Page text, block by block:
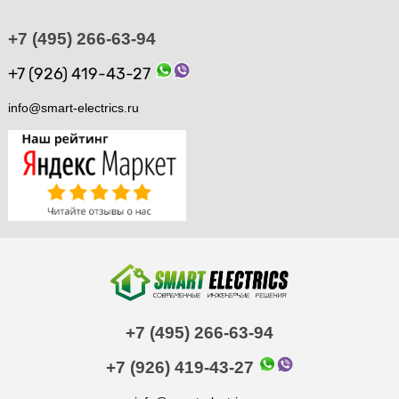
+7 (495) 266-63-94
+7 (926) 419-43-27
info@smart-electrics.ru
+7 (495) 266-63-94
+7 (926) 419-43-27